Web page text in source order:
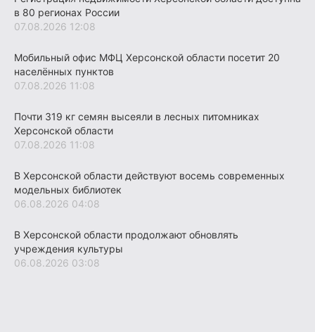
в 80 регионах России
07.08.2026 12:08
Мобильный офис МФЦ Херсонской области посетит 20
населённых пунктов
07.08.2026 11:08
Почти 319 кг семян высеяли в лесных питомниках
Херсонской области
07.08.2026 11:08
В Херсонской области действуют восемь современных
модельных библиотек
06.08.2026 04:08
В Херсонской области продолжают обновлять
учреждения культуры
06.08.2026 03:08